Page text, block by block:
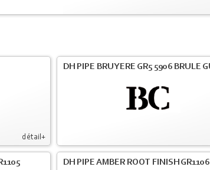
détail+
DH PIPE BRUYERE GR5 5906 BRULE
DH PIPE AMBER ROOT FINISH GR1106